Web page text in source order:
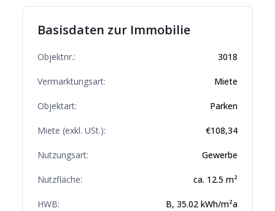
Basisdaten zur Immobilie
Objektnr.: 3018
Vermarktungsart: Miete
Objektart: Parken
Miete (exkl. USt.): €108,34
Nutzungsart: Gewerbe
Nutzfläche: ca. 12.5 m²
HWB: B, 35.02 kWh/m²a